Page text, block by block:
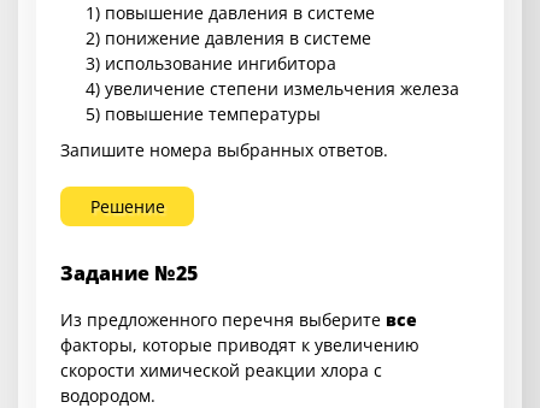
1) повышение давления в системе
2) понижение давления в системе
3) использование ингибитора
4) увеличение степени измельчения железа
5) повышение температуры
Запишите номера выбранных ответов.
Решение
Задание №25
Из предложенного перечня выберите все
факторы, которые приводят к увеличению
скорости химической реакции хлора с
водородом.